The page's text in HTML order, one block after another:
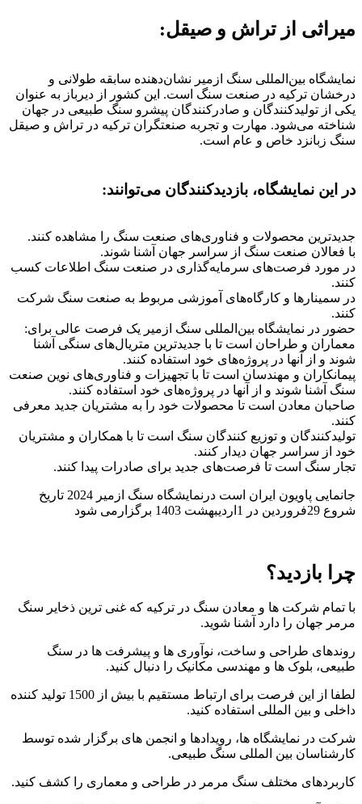
میراثی از تراش و صیقل:
نمایشگاه بین‌المللی سنگ ازمیر نشان‌دهنده سابقه طولانی و
درخشان ترکیه در صنعت سنگ است. این کشور از دیرباز به عنوان
یکی از تولیدکنندگان و صادرکنندگان پیشرو سنگ طبیعی در جهان
شناخته می‌شود. مهارت و تجربه صنعتگران ترکیه در تراش و صیقل
سنگ زبانزد خاص و عام است.
در این نمایشگاه، بازدیدکنندگان می‌توانند:
جدیدترین محصولات و فناوری‌های صنعت سنگ را مشاهده کنند.
با فعالان صنعت سنگ از سراسر جهان آشنا شوند.
در مورد فرصت‌های سرمایه‌گذاری در صنعت سنگ اطلاعات کسب
کنند.
در سمینارها و کارگاه‌های آموزشی مربوط به صنعت سنگ شرکت
کنند.
حضور در نمایشگاه بین‌المللی سنگ ازمیر یک فرصت عالی برای:
معماران و طراحان است تا با جدیدترین متریال‌های سنگی آشنا
شوند و از آنها در پروژه‌های خود استفاده کنند.
پیمانکاران و مهندسان است تا با تجهیزات و فناوری‌های نوین صنعت
سنگ آشنا شوند و از آنها در پروژه‌های خود استفاده کنند.
صاحبان معادن است تا محصولات خود را به مشتریان جدید معرفی
کنند.
تولیدکنندگان و توزیع کنندگان سنگ است تا با همکاران و مشتریان
خود از سراسر جهان دیدار کنند.
تجار سنگ است تا فرصت‌های جدید برای صادرات پیدا کنند.
جانمایی پاویون ایران است درنمایشگاه سنگ ازمیر 2024 تاریخ
شروع 29فروردین در 1اردیبهشت 1403 برگزارمی شود
چرا بازدید؟
با تمام شرکت ها و معادن سنگ در ترکیه که غنی ترین ذخایر سنگ
مرمر جهان را دارد آشنا شوید.
روندهای طراحی و ساخت، نوآوری ها و پیشرفت ها در سنگ
طبیعی، بلوک ها و مهندسی مکانیک را دنبال کنید.
لطفا از این فرصت برای ارتباط مستقیم با بیش از 1500 تولید کننده
داخلی و بین المللی استفاده کنید.
شرکت در نمایشگاه ها، رویدادها و انجمن های برگزار شده توسط
کارشناسان بین المللی سنگ طبیعی.
کاربردهای مختلف سنگ مرمر در طراحی و معماری را کشف کنید.